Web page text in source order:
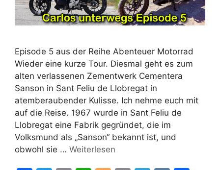
Episode 5 aus der Reihe Abenteuer Motorrad
Wieder eine kurze Tour. Diesmal geht es zum
alten verlassenen Zementwerk Cementera
Sanson in Sant Feliu de Llobregat in
atemberaubender Kulisse. Ich nehme euch mit
auf die Reise. 1967 wurde in Sant Feliu de
Llobregat eine Fabrik gegründet, die im
Volksmund als „Sanson“ bekannt ist, und
obwohl sie … Weiterlesen